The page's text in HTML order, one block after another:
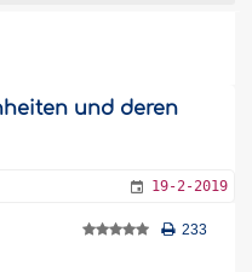
und deren
19-2-2019
233